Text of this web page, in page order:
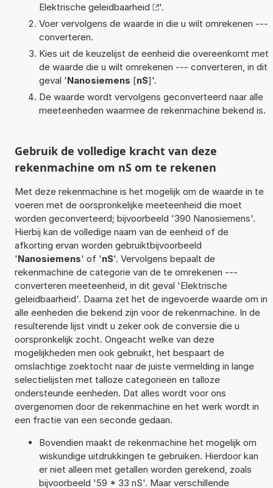
Elektrische geleidbaarheid
'.
Voer vervolgens de waarde in die u wilt omrekenen ---
converteren.
Kies uit de keuzelijst de eenheid die overeenkomt met
de waarde die u wilt omrekenen --- converteren, in dit
geval 'Nanosiemens [nS]'.
De waarde wordt vervolgens geconverteerd naar alle
meeteenheden waarmee de rekenmachine bekend is.
Gebruik de volledige kracht van deze
rekenmachine om nS om te rekenen
Met deze rekenmachine is het mogelijk om de waarde in te
voeren met de oorspronkelijke meeteenheid die moet
worden geconverteerd; bijvoorbeeld '390 Nanosiemens'.
Hierbij kan de volledige naam van de eenheid of de
afkorting ervan worden gebruiktbijvoorbeeld
'Nanosiemens' of 'nS'. Vervolgens bepaalt de
rekenmachine de categorie van de te omrekenen ---
converteren meeteenheid, in dit geval 'Elektrische
geleidbaarheid'. Daarna zet het de ingevoerde waarde om in
alle eenheden die bekend zijn voor de rekenmachine. In de
resulterende lijst vindt u zeker ook de conversie die u
oorspronkelijk zocht. Ongeacht welke van deze
mogelijkheden men ook gebruikt, het bespaart de
omslachtige zoektocht naar de juiste vermelding in lange
selectielijsten met talloze categorieën en talloze
ondersteunde eenheden. Dat alles wordt voor ons
overgenomen door de rekenmachine en het werk wordt in
een fractie van een seconde gedaan.
Bovendien maakt de rekenmachine het mogelijk om
wiskundige uitdrukkingen te gebruiken. Hierdoor kan
er niet alleen met getallen worden gerekend, zoals
bijvoorbeeld '59 * 33 nS'. Maar verschillende